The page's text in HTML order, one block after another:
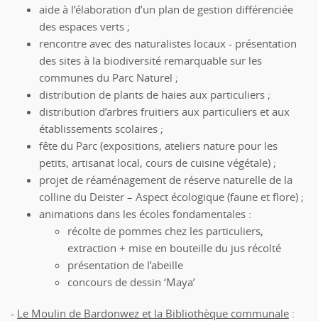
aide à l’élaboration d’un plan de gestion différenciée
des espaces verts ;
rencontre avec des naturalistes locaux - présentation
des sites à la biodiversité remarquable sur les
communes du Parc Naturel ;
distribution de plants de haies aux particuliers ;
distribution d’arbres fruitiers aux particuliers et aux
établissements scolaires ;
fête du Parc (expositions, ateliers nature pour les
petits, artisanat local, cours de cuisine végétale) ;
projet de réaménagement de réserve naturelle de la
colline du Deister – Aspect écologique (faune et flore) ;
animations dans les écoles fondamentales :
récolte de pommes chez les particuliers,
extraction + mise en bouteille du jus récolté
présentation de l’abeille
concours de dessin ‘Maya’
- Le Moulin de Bardonwez et la Bibliothèque communale :